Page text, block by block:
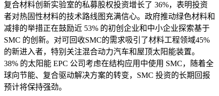
复合材料创新实验室的私募股权投资增长了 36%，表明投资
者对热固性材料的技术路线图充满信心。政府推动绿色材料和
减排的举措正在鼓励近 53% 的初创企业和中小企业探索基于
SMC 的创新。对可回收SMC的需求吸引了材料工程领域45%
的新进入者，特别关注混合动力汽车和屋顶太阳能装置。
38% 的太阳能 EPC 公司考虑在结构应用中使用 SMC，随着全
球向节能、复合驱动解决方案的转变，SMC 投资的长期回报
预计将保持强劲。